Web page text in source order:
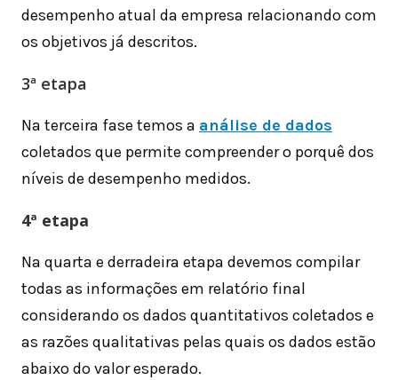
desempenho atual da empresa relacionando com
os objetivos já descritos.
3ª etapa
Na terceira fase temos a análise de dados
coletados que permite compreender o porquê dos
níveis de desempenho medidos.
4ª etapa
Na quarta e derradeira etapa devemos compilar
todas as informações em relatório final
considerando os dados quantitativos coletados e
as razões qualitativas pelas quais os dados estão
abaixo do valor esperado.